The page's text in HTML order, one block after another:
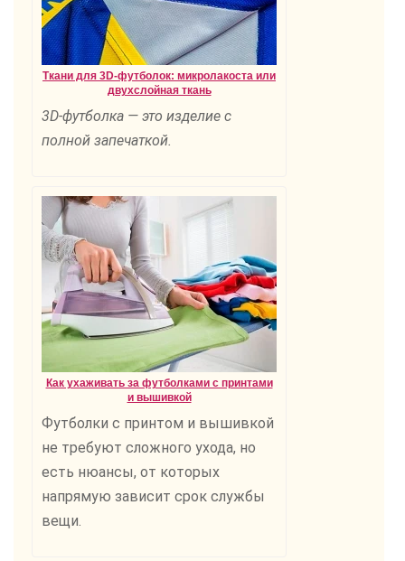
Ткани для 3D-футболок: микролакоста или
двухслойная ткань
3D-футболка — это изделие с
полной запечаткой.
Как ухаживать за футболками с принтами
и вышивкой
Футболки с принтом и вышивкой
не требуют сложного ухода, но
есть нюансы, от которых
напрямую зависит срок службы
вещи.